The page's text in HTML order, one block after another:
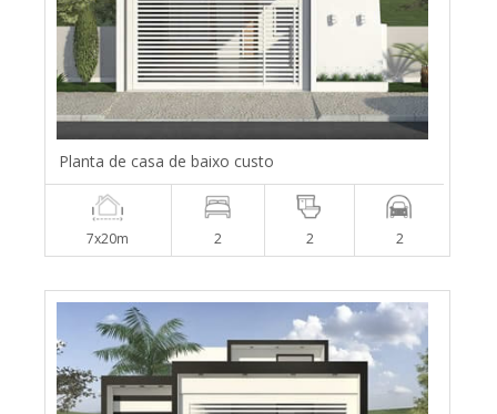
Planta de casa de baixo custo
7x20m 2 2 2